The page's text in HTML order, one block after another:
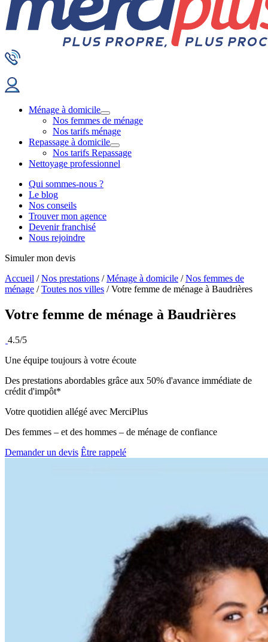
Ménage à domicile
Nos femmes de ménage
Nos tarifs ménage
Repassage à domicile
Nos tarifs Repassage
Nettoyage professionnel
Qui sommes-nous ?
Le blog
Nos conseils
Trouver mon agence
Devenir franchisé
Nous rejoindre
Simuler mon devis
Accueil /Nos prestations /Ménage à domicile /Nos femmes de
ménage /Toutes nos villes /Votre femme de ménage à Baudrières
Votre femme de ménage à Baudrières
4.5/5
Une équipe toujours à votre écoute
Des prestations abordables grâce aux 50% d'avance immédiate de
crédit d'impôt*
Votre quotidien allégé avec MerciPlus
Des femmes – et des hommes – de ménage de confiance
Demander un devis Être rappelé